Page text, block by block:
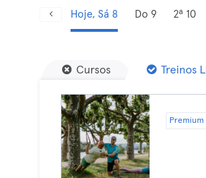
Hoje, Sá 8 Do 9 2ª 10
Cursos Treinos
Premium